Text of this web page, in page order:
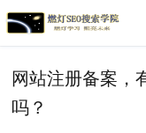
网站注册备案，
吗？